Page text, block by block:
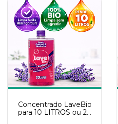
Concentrado LaveBio
para 10 LITROS ou 20